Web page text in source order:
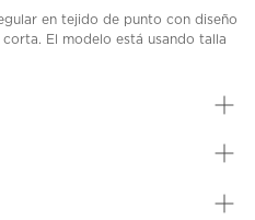
en tejido de punto con diseño
El modelo está usando talla